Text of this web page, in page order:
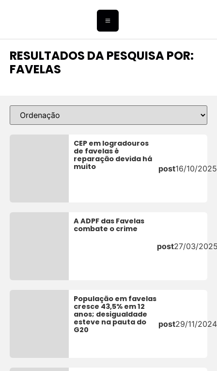
RESULTADOS DA PESQUISA POR:
FAVELAS
CEP em logradouros
de favelas é
reparação devida há
muito
post16/10/2025
A ADPF das Favelas
combate o crime
post27/03/
População em favelas
cresce 43,5% em 12
anos; desigualdade
esteve na pauta do
G20
post29/11/2024